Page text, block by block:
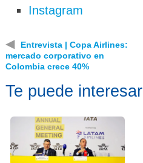
Instagram
◀
Entrevista | Copa Airlines:
mercado corporativo en
Colombia crece 40%
Te puede interesar